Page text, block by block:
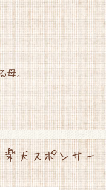
母。
天スポンサー